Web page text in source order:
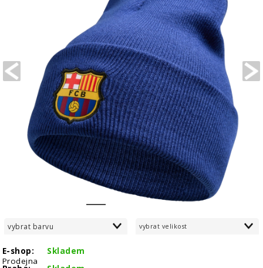
PREVIOUS
3 4
vybrat barvu vybrat velikost
E-shop:
Skladem
Prodejna